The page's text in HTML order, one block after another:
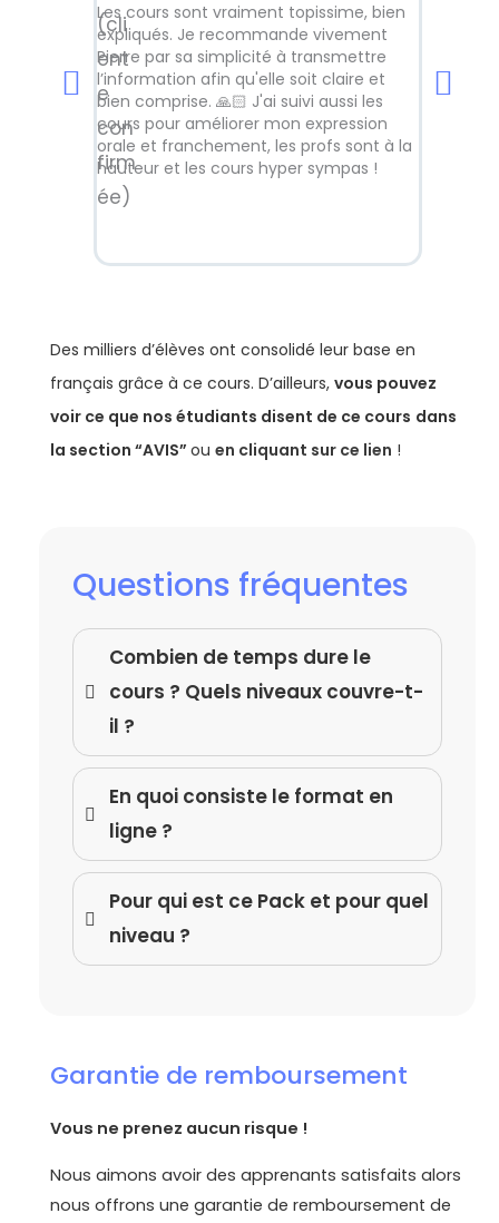
Les cours sont vraiment topissime, bien
expliqués. Je recommande vivement
Pierre par sa simplicité à transmettre
l’information afin qu'elle soit claire et
bien comprise. 🙏🏻 J'ai suivi aussi les
cours pour améliorer mon expression
orale et franchement, les profs sont à la
hauteur et les cours hyper sympas !
sur la
conçu
Des milliers d’élèves ont consolidé leur base en
français grâce à ce cours. D’ailleurs,vous pouvez
voir ce que nos étudiants disent de ce cours dans
la section “AVIS”ouen cliquant sur ce lien !
Questions fréquentes
Combien de temps dure le
cours ? Quels niveaux couvre-t-
il ?​
En quoi consiste le format en
ligne ?
Pour qui est ce Pack et pour quel
niveau ?
Garantie de remboursement
Vous ne prenez aucun risque !
Nous aimons avoir des apprenants satisfaits alors
nous offrons une garantie de remboursement de